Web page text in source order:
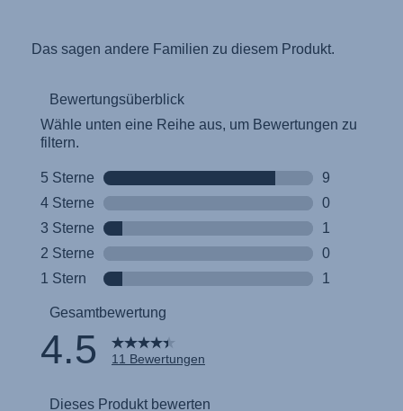
Mode d'emploi (Français)
Manual de instruções (Português)
Istruzioni per l’uso (Italiano)
Инструкция пользователя (Русский язык)
Instrukcja użytkownika (Język polski)
Návod na použitie (Slovenský jazyk)
Инструкция за ползване (Български език)
Upute za uporabu (Hrvatski jezik)
Pokyny k použití (Čeština)
Brugerinstruktioner (Dansk)